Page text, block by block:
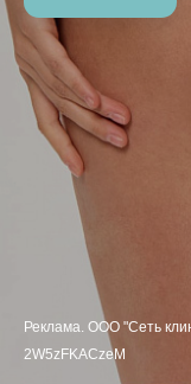
Реклама. ООО "Сеть
2W5zFKACzeM